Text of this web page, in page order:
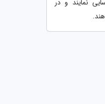
نمایند و در